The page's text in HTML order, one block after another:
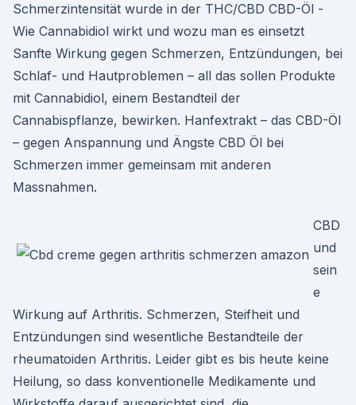
Schmerzintensität wurde in der THC/CBD CBD-Öl -
Wie Cannabidiol wirkt und wozu man es einsetzt
Sanfte Wirkung gegen Schmerzen, Entzündungen, bei
Schlaf- und Hautproblemen – all das sollen Produkte
mit Cannabidiol, einem Bestandteil der
Cannabispflanze, bewirken. Hanfextrakt – das CBD-Öl
– gegen Anspannung und Ängste CBD Öl bei
Schmerzen immer gemeinsam mit anderen
Massnahmen.
CBD
und
sein
e
Wirkung auf Arthritis. Schmerzen, Steifheit und
Entzündungen sind wesentliche Bestandteile der
rheumatoiden Arthritis. Leider gibt es bis heute keine
Heilung, so dass konventionelle Medikamente und